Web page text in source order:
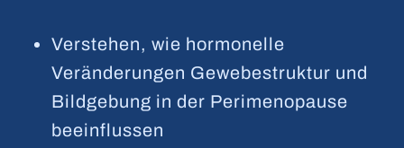
Verstehen, wie hormonelle
Veränderungen Gewebestruktur und
Bildgebung in der Perimenopause
beeinflussen